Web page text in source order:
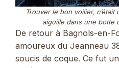
Trouver le bon voilier,
aiguille dans une botte
De retour à Bagnols-en-
amoureux du Jeanneau
soucis de coque. Ce fut